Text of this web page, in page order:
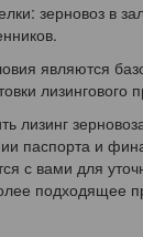
зерновоз в
являются
лизингового
лизинг
паспорта и
с вами для
подходящее